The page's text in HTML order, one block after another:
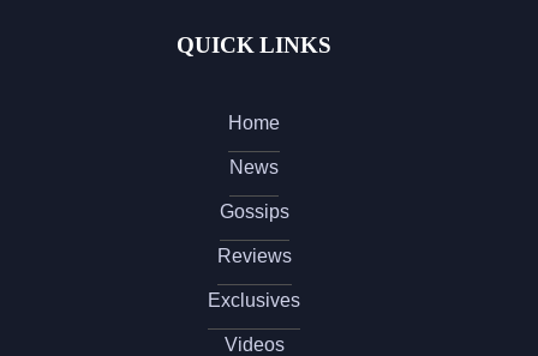
QUICK LINKS
Home
News
Gossips
Reviews
Exclusives
Videos